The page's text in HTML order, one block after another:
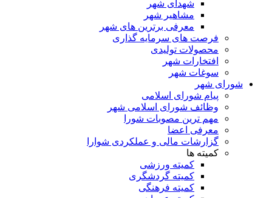
شهدای شهر
مشاهیر شهر
معرفی برترین های شهر
فرصت های سرمایه گذاری
محصولات تولیدی
افتخارات شهر
سوغات شهر
شورای شهر
پیام شورای اسلامی
وظائف شورای اسلامی شهر
مهم ترین مصوبات شورا
معرفی اعضا
گزارشات مالی و عملکردی شوارا
کمیته ها
کمیته ورزشی
کمیته گردشگری
کمیته فرهنگی